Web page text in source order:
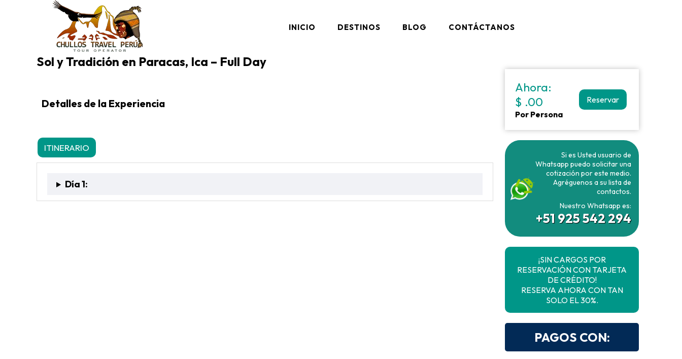
INICIO DESTINOS BLOG CONTÁCTANOS
Sol y Tradición en Paracas, Ica – Full Day
Detalles de la Experiencia
ITINERARIO
Día 1:
Ahora:
$ .00
Por Persona
Reservar
Si es Usted usuario de
Whatsapp puedo solicitar una
cotización por este medio.
Agréguenos a su lista de
contactos.
Nuestro Whatsapp es:
+51 925 542 294
¡SIN CARGOS POR
RESERVACIÓN CON TARJETA
DE CRÉDITO!
RESERVA AHORA CON TAN
SOLO EL 30%.
PAGOS CON: